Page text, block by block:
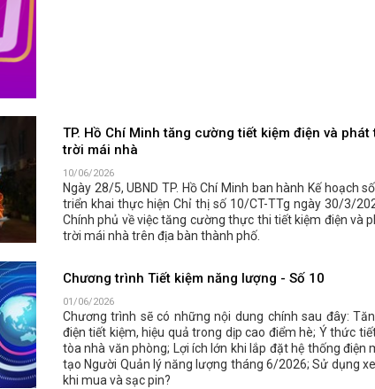
TP. Hồ Chí Minh tăng cường tiết kiệm điện và
trời mái nhà
10/06/2026
Ngày 28/5, UBND TP. Hồ Chí Minh ban hành Kế hoạch
triển khai thực hiện Chỉ thị số 10/CT-TTg ngày 30/3/
Chính phủ về việc tăng cường thực thi tiết kiệm điện và
trời mái nhà trên địa bàn thành phố.
Chương trình Tiết kiệm năng lượng - Số 10
01/06/2026
Chương trình sẽ có những nội dung chính sau đây:
điện tiết kiệm, hiệu quả trong dịp cao điểm hè; Ý thức
tòa nhà văn phòng; Lợi ích lớn khi lắp đặt hệ thống điện
tạo Người Quản lý năng lượng tháng 6/2026; Sử dụng
khi mua và sạc pin?